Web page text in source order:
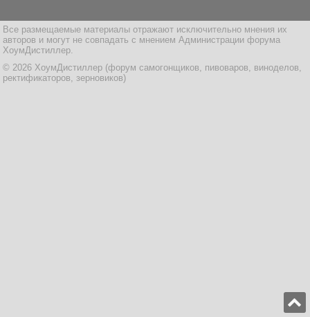
Все размещаемые материалы отражают исключительно мнения их
авторов и могут не совпадать с мнением Администрации форума
ХоумДистиллер.
© 2026 ХоумДистиллер (форум самогонщиков, пивоваров, виноделов,
ректификаторов, зерновиков)